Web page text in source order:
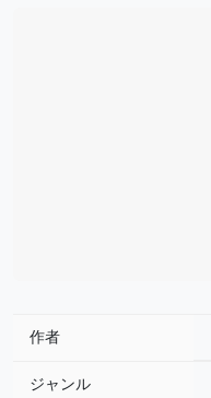
作者
ジャンル